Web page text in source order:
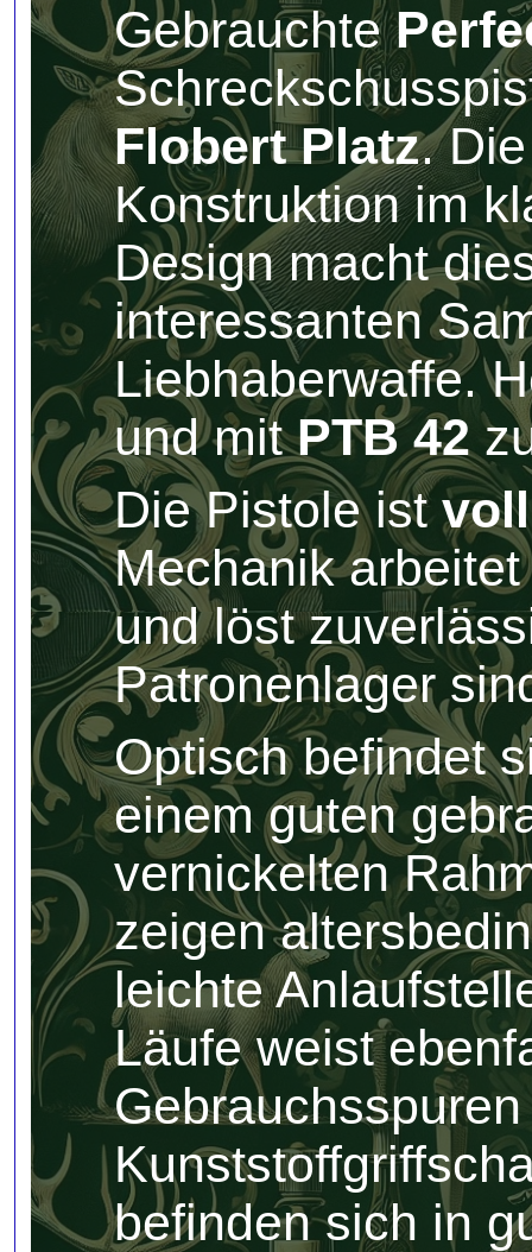
Gebrauchte
Flobert Platz.
Konstruktion im
Design macht
interessanten
Liebhaberwaffe.
und mitPTB 42
Die Pistole ist
Mechanik
und löst
Patronenlager
Optisch befindet
einem guten
vernickelten
zeigen
leichte
Läufe weist
befinden sich in